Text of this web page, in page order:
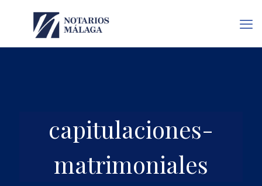
capitulaciones-
matrimoniales